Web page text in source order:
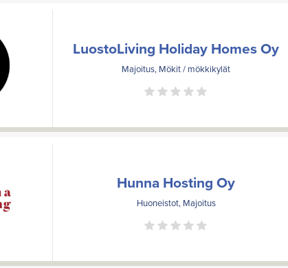
LuostoLiving Holiday Homes Oy
Majoitus, Mökit / mökkikylät
Hunna Hosting Oy
Huoneistot, Majoitus